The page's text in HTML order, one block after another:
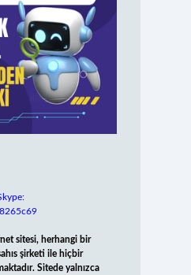
sitesi, herhangi bir
şirketi ile hiçbir
Sitede yalnızca